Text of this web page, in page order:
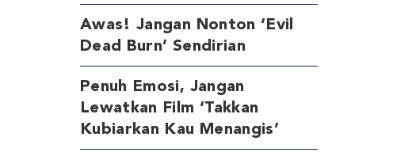
Awas! Jangan Nonton ‘Evil
Dead Burn’ Sendirian
Penuh Emosi, Jangan
Lewatkan Film ‘Takkan
Kubiarkan Kau Menangis’